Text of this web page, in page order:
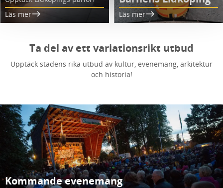
Läs mer
Läs mer
Ta del av ett variationsrikt utbud
Upptäck stadens rika utbud av kultur, evenemang, arkitektur
och historia!
Kommande evenemang